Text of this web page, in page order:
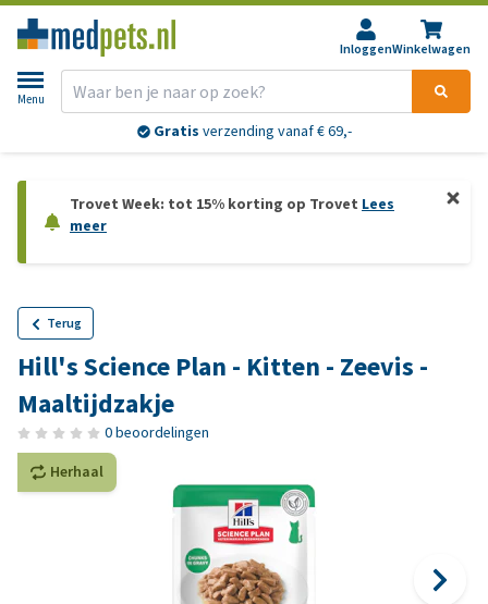
InloggenWinkelwagen
Menu
Gratis verzending vanaf € 69,-
Trovet Week: tot 15% korting op Trovet Lees
meer
Terug
Hill's Science Plan - Kitten - Zeevis -
Maaltijdzakje
0 beoordelingen
Herhaal